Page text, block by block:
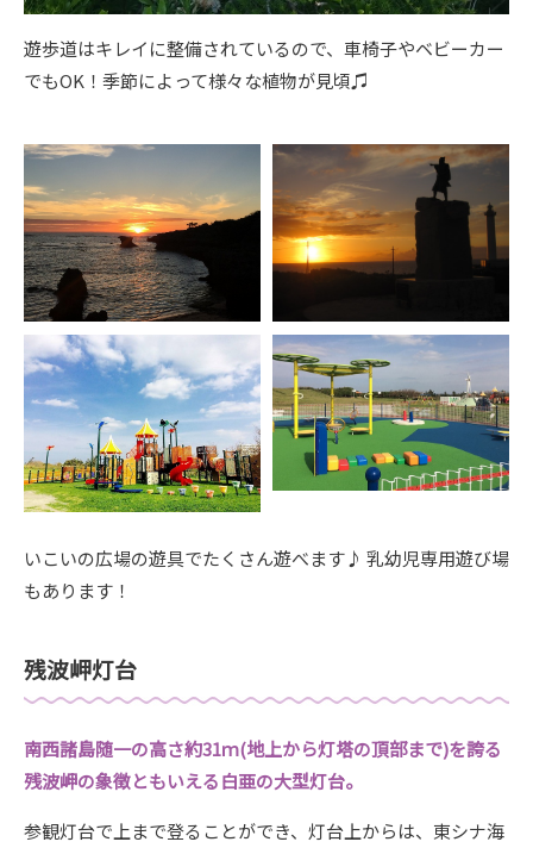
遊歩道はキレイに整備されているので、車椅子やベビーカー
でもOK！季節によって様々な植物が見頃♫
いこいの広場の遊具でたくさん遊べます♪ 乳幼児専用遊び場
もあります！
残波岬灯台
南西諸島随一の高さ約31ｍ(地上から灯塔の頂部まで)を誇る
残波岬の象徴ともいえる白亜の大型灯台。
参観灯台で上まで登ることができ、灯台上からは、東シナ海